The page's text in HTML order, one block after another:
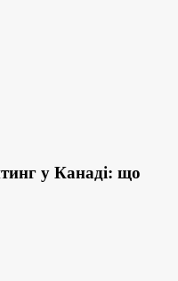
у Канаді: що